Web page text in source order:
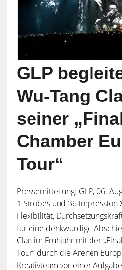
GLP
Wu-Tang
seiner
Chamber
Tour“
Pressemitteilung: GLP, 06.
1 Strobes und 36 impression
Flexibilität,
für eine denkwürdige
Clan im Frühjahr mit der
Tour“ durch die Arenen
Kreativteam vor einer